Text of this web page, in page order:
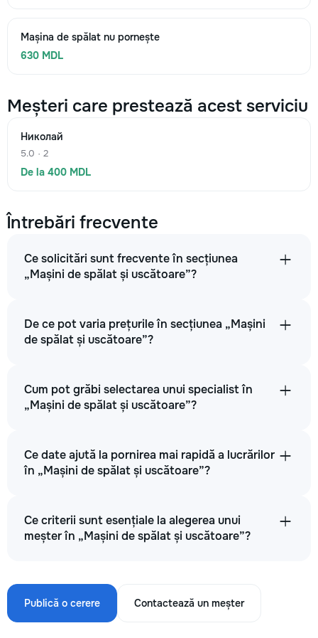
Mașina de spălat nu pornește
630 MDL
Meșteri care prestează acest serviciu
Николай
5.0 · 2
De la 400 MDL
Întrebări frecvente
Ce solicitări sunt frecvente în secțiunea
„Mașini de spălat și uscătoare”?
De ce pot varia prețurile în secțiunea „Mașini
de spălat și uscătoare”?
Cum pot grăbi selectarea unui specialist în
„Mașini de spălat și uscătoare”?
Ce date ajută la pornirea mai rapidă a lucrărilor
în „Mașini de spălat și uscătoare”?
Ce criterii sunt esențiale la alegerea unui
meșter în „Mașini de spălat și uscătoare”?
Publică o cerere Contactează un meșter